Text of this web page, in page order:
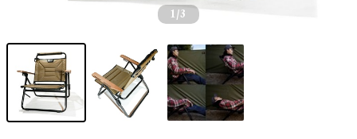
1 /3